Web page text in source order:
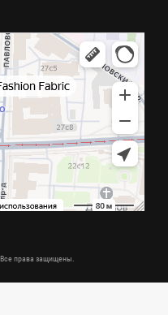
права защищены.